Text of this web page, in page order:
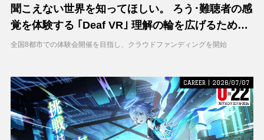
聞こえない世界を知ってほしい。 ろう･難聴者の感
覚を体験する ｢Deaf VR｣ 理解の輪を広げるため支
援募集を開始
全国8都市での体験会開催を目指し、クラウドファンディングを開始
CAREER | 2026/07/07